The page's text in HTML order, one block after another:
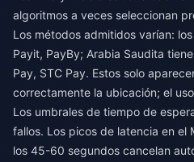
algoritmos a veces seleccionan
Los métodos admitidos varían:
Payit, PayBy; Arabia Saudita
Pay, STC Pay. Estos solo
correctamente la ubicación; el
Los umbrales de tiempo de
fallos. Los picos de latencia en el
los 45-60 segundos cancelan